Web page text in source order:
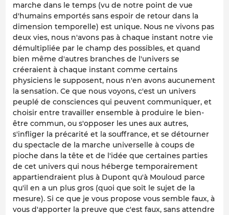
marche dans le temps (vu de notre point de vue
d'humains emportés sans espoir de retour dans la
dimension temporelle) est unique. Nous ne vivons pas
deux vies, nous n'avons pas à chaque instant notre vie
démultipliée par le champ des possibles, et quand
bien même d'autres branches de l'univers se
créeraient à chaque instant comme certains
physiciens le supposent, nous n'en avons aucunement
la sensation. Ce que nous voyons, c'est un univers
peuplé de consciences qui peuvent communiquer, et
choisir entre travailler ensemble à produire le bien-
être commun, ou s'opposer les unes aux autres,
s'infliger la précarité et la souffrance, et se détourner
du spectacle de la marche universelle à coups de
pioche dans la tête et de l'idée que certaines parties
de cet univers qui nous héberge temporairement
appartiendraient plus à Dupont qu'à Mouloud parce
qu'il en a un plus gros (quoi que soit le sujet de la
mesure). Si ce que je vous propose vous semble faux, à
vous d'apporter la preuve que c'est faux, sans attendre